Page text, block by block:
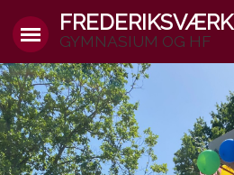
FREDERIKSVÆRK
GYMNASIUM OG HF